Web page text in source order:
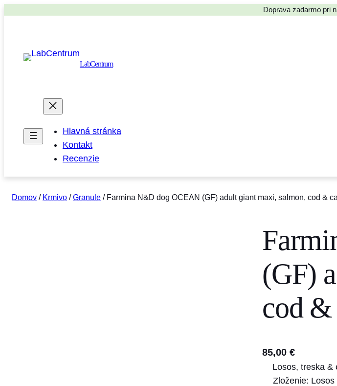
Doprava zadarmo pri
LabCentrum
Hlavná stránka
Kontakt
Recenzie
Domov / Krmivo /Granule / Farmina N&D dog OCEAN (GF) adult giant maxi, salmon, cod &
(GF)
cod &
85,00 €
Losos, treska &
Zloženie: